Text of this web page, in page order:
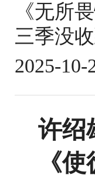
《无所
三季没
2025-10-
许绍
《